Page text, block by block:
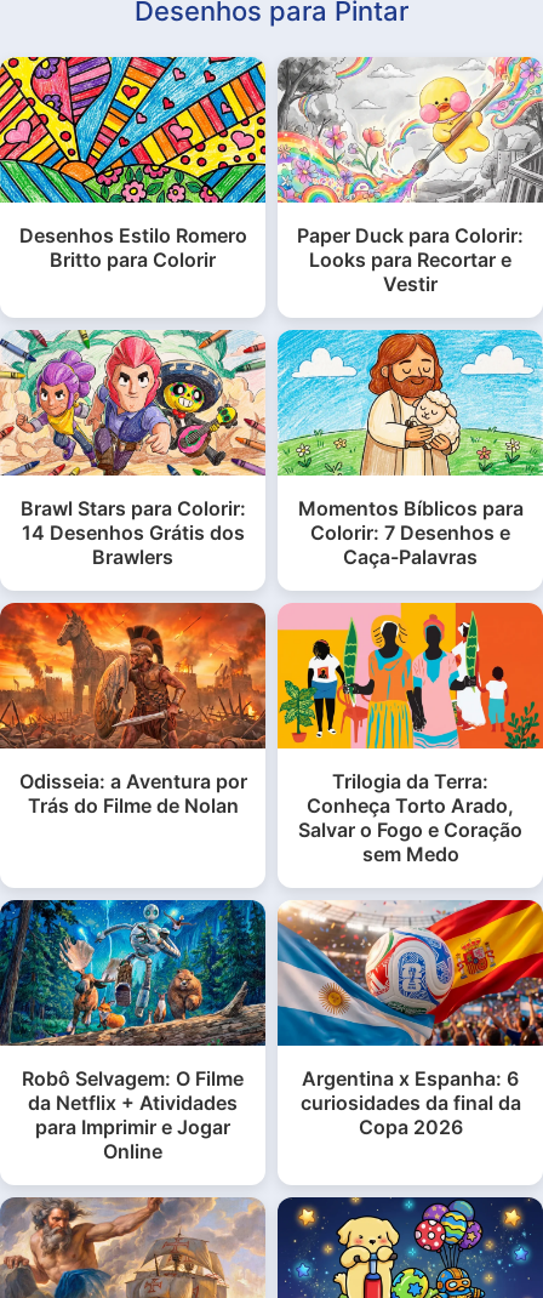
Desenhos para Pintar
Desenhos Estilo Romero
Britto para Colorir
Paper Duck para Colorir:
Looks para Recortar e
Vestir
Brawl Stars para Colorir:
14 Desenhos Grátis dos
Brawlers
Momentos Bíblicos para
Colorir: 7 Desenhos e
Caça-Palavras
Odisseia: a Aventura por
Trás do Filme de Nolan
Trilogia da Terra:
Conheça Torto Arado,
Salvar o Fogo e Coração
sem Medo
Robô Selvagem: O Filme
da Netflix + Atividades
para Imprimir e Jogar
Online
Argentina x Espanha: 6
curiosidades da final da
Copa 2026